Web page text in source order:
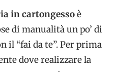
in cartongessoè
di manualità un po’ di
il “fai da te”. Per prima
dove realizzare la